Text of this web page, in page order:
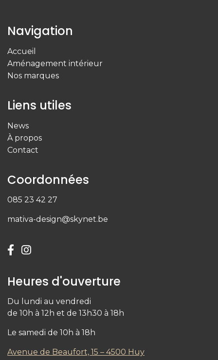
Navigation
Accueil
Aménagement intérieur
Nos marques
Liens utiles
News
À propos
Contact
Coordonnées
085 23 42 27
mativa-design@skynet.be
Heures d'ouverture
Du lundi au vendredi
de 10h à 12h et de 13h30 à 18h
Le samedi de 10h à 18h
Avenue de Beaufort, 15 – 4500 Huy